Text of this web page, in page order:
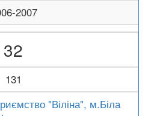
2007
32
131
"Віліна", м.Біла